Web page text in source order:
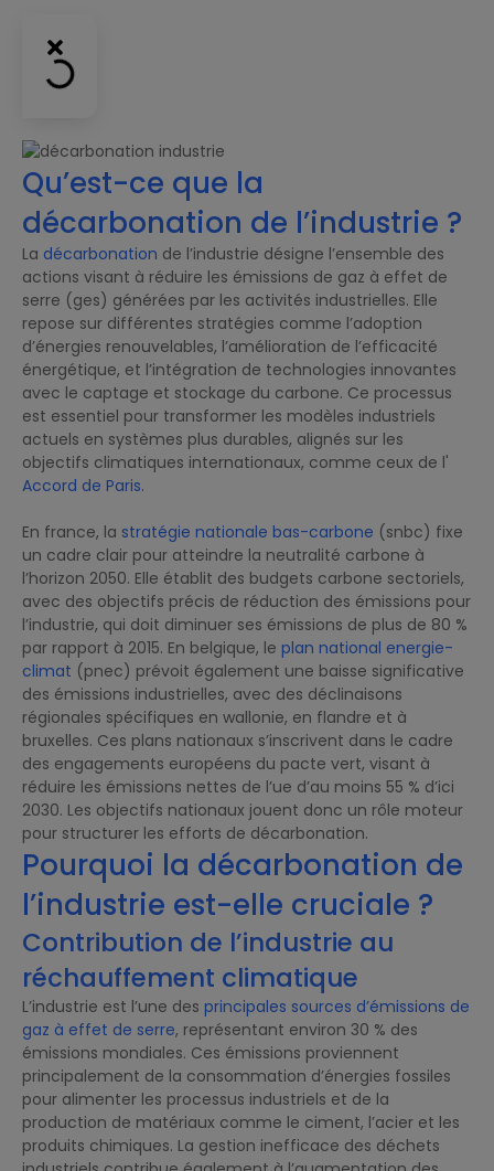
Qu’est-ce que la
décarbonation de l’industrie ?
La décarbonation de l’industrie désigne l’ensemble des
actions visant à réduire les émissions de gaz à effet de
serre (ges) générées par les activités industrielles. Elle
repose sur différentes stratégies comme l’adoption
d’énergies renouvelables, l’amélioration de l’efficacité
énergétique, et l’intégration de technologies innovantes
avec le captage et stockage du carbone. Ce processus
est essentiel pour transformer les modèles industriels
actuels en systèmes plus durables, alignés sur les
objectifs climatiques internationaux, comme ceux de l'
Accord de Paris.
En france, la stratégie nationale bas-carbone (snbc) fixe
un cadre clair pour atteindre la neutralité carbone à
l’horizon 2050. Elle établit des budgets carbone sectoriels,
avec des objectifs précis de réduction des émissions pour
l’industrie, qui doit diminuer ses émissions de plus de 80 %
par rapport à 2015. En belgique, le plan national energie-
climat (pnec) prévoit également une baisse significative
des émissions industrielles, avec des déclinaisons
régionales spécifiques en wallonie, en flandre et à
bruxelles. Ces plans nationaux s’inscrivent dans le cadre
des engagements européens du pacte vert, visant à
réduire les émissions nettes de l’ue d’au moins 55 % d’ici
2030. Les objectifs nationaux jouent donc un rôle moteur
pour structurer les efforts de décarbonation.
Pourquoi la décarbonation de
l’industrie est-elle cruciale ?
Contribution de l’industrie au
réchauffement climatique
L’industrie est l’une des principales sources d’émissions de
gaz à effet de serre, représentant environ 30 % des
émissions mondiales. Ces émissions proviennent
principalement de la consommation d’énergies fossiles
pour alimenter les processus industriels et de la
production de matériaux comme le ciment, l’acier et les
produits chimiques. La gestion inefficace des déchets